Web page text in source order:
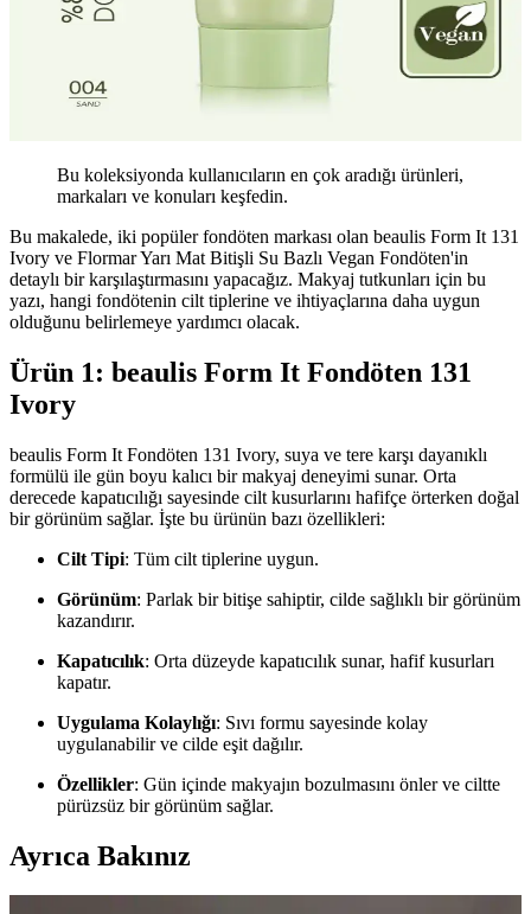
Bu koleksiyonda kullanıcıların en çok aradığı ürünleri,
markaları ve konuları keşfedin.
Bu makalede, iki popüler fondöten markası olan beaulis Form It 131
Ivory ve Flormar Yarı Mat Bitişli Su Bazlı Vegan Fondöten'in
detaylı bir karşılaştırmasını yapacağız. Makyaj tutkunları için bu
yazı, hangi fondötenin cilt tiplerine ve ihtiyaçlarına daha uygun
olduğunu belirlemeye yardımcı olacak.
Ürün 1: beaulis Form It Fondöten 131
Ivory
beaulis Form It Fondöten 131 Ivory, suya ve tere karşı dayanıklı
formülü ile gün boyu kalıcı bir makyaj deneyimi sunar. Orta
derecede kapatıcılığı sayesinde cilt kusurlarını hafifçe örterken doğal
bir görünüm sağlar. İşte bu ürünün bazı özellikleri:
Cilt Tipi: Tüm cilt tiplerine uygun.
Görünüm: Parlak bir bitişe sahiptir, cilde sağlıklı bir görünüm
kazandırır.
Kapatıcılık: Orta düzeyde kapatıcılık sunar, hafif kusurları
kapatır.
Uygulama Kolaylığı: Sıvı formu sayesinde kolay
uygulanabilir ve cilde eşit dağılır.
Özellikler: Gün içinde makyajın bozulmasını önler ve ciltte
pürüzsüz bir görünüm sağlar.
Ayrıca Bakınız